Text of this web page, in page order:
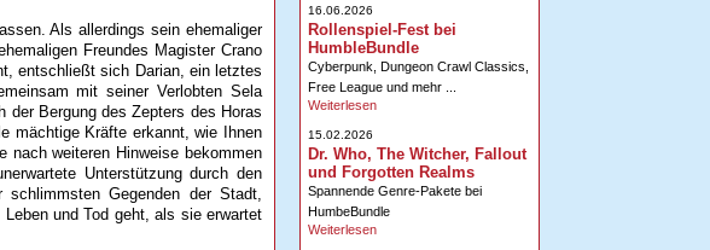
Als allerdings sein ehemaliger
Freundes Magister Crano
entschließt sich Darian, ein letztes
mit seiner Verlobten Sela
Bergung des Zepters des Horas
mächtige Kräfte erkannt, wie Ihnen
weiteren Hinweise bekommen
Unterstützung durch den
Gegenden der Stadt,
und Tod geht, als sie erwartet
16.06.2026
Rollenspiel-Fest bei
HumbleBundle
Cyberpunk, Dungeon Crawl Classics,
Free League und mehr ...
Weiterlesen
15.02.2026
Dr. Who, The Witcher, Fallout
und Forgotten Realms
Spannende Genre-Pakete bei
HumbeBundle
Weiterlesen